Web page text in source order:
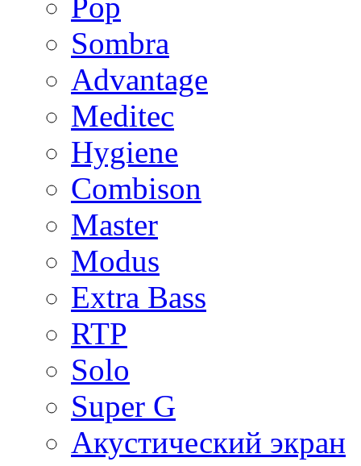
Sombra
Advantage
Meditec
Hygiene
Combison
Master
Modus
Extra Bass
RTP
Solo
Super G
Акустический экран